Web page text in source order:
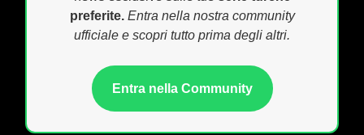
preferite. Entra nella nostra community
ufficiale e scopri tutto prima degli altri.
Entra nella Community